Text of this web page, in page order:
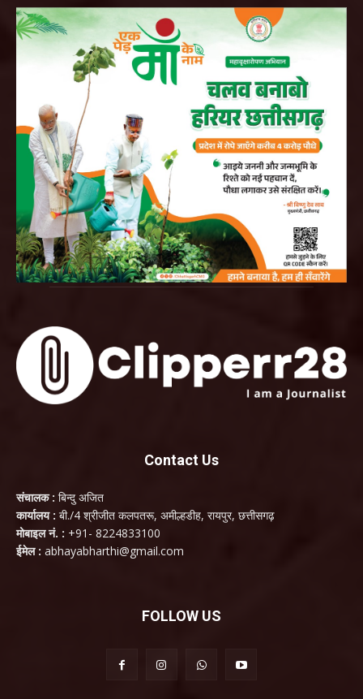
Contact Us
संचालक : बिन्दु अजित
कार्यालय : बी./4 श्रीजीत कलपतरू, अमील्हडीह, रायपुर, छत्तीसगढ़
मोबाइल नं. : +91- 8224833100
ईमेल : abhayabharthi@gmail.com
FOLLOW US